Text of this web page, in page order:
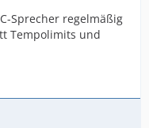
Sprecher regelmäßig
Tempolimits und